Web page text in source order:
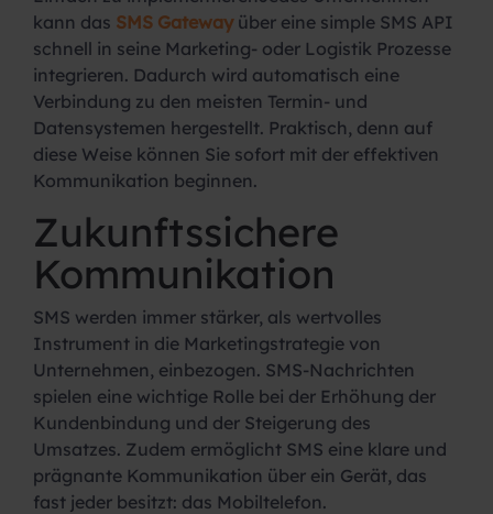
kann das SMS Gatewayüber eine simple SMS API
schnell in seine Marketing- oder Logistik Prozesse
integrieren. Dadurch wird automatisch eine
Verbindung zu den meisten Termin- und
Datensystemen hergestellt. Praktisch, denn auf
diese Weise können Sie sofort mit der effektiven
Kommunikation beginnen.
Zukunftssichere
Kommunikation
SMS werden immer stärker, als wertvolles
Instrument in die Marketingstrategie von
Unternehmen, einbezogen. SMS-Nachrichten
spielen eine wichtige Rolle bei der Erhöhung der
Kundenbindung und der Steigerung des
Umsatzes. Zudem ermöglicht SMS eine klare und
prägnante Kommunikation über ein Gerät, das
fast jeder besitzt: das Mobiltelefon.